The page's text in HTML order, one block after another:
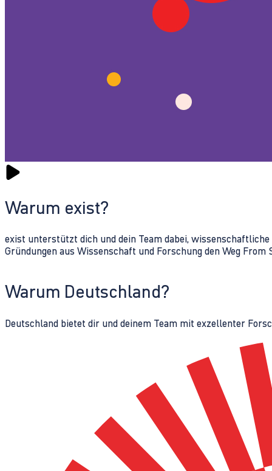
Warum exist?
exist unterstützt dich und dein Team dabei,
Gründungen aus Wissenschaft und Forschung den Weg From
Warum Deutschland?
Deutschland bietet dir und deinem Team mit exzellenter